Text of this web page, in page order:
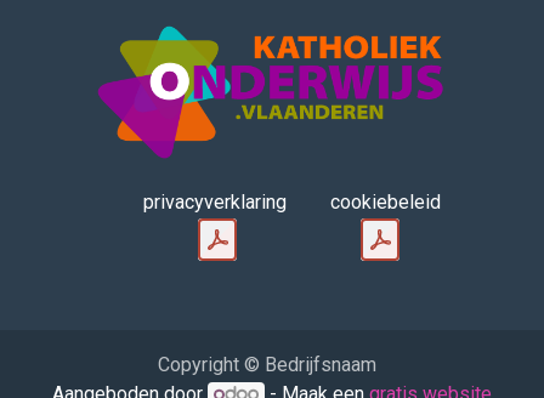
privacyverklaring cookiebeleid
Copyright © Bedrijfsnaam